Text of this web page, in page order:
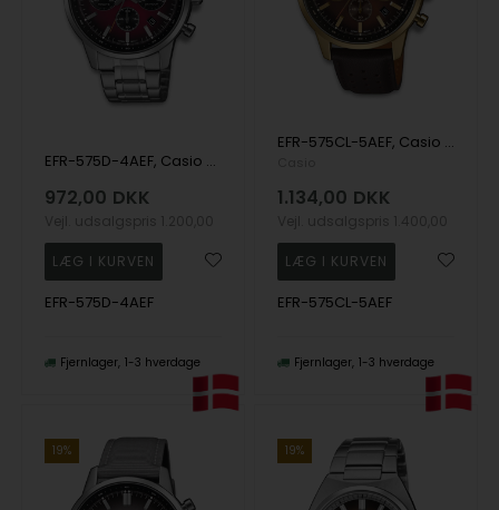
EFR-575D-4AEF, Casio Edifice EFR-575D-4AEF Quartz Herre m/lænke
972,00 DKK
EFR-575D-4AEF
Fjernlager 1-3 hverdage
EFR-575CL-5AEF, Casio Edifice EFR-575CL-5AEF Quartz Herre m/rem
1.134,00 DKK
EFR-575CL-5AEF
Fjernlager 1-3 hverdage
19% 19%